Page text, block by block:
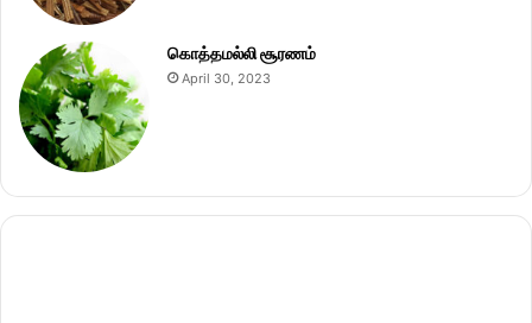
கொத்தமல்லி சூரணம்
April 30, 2023